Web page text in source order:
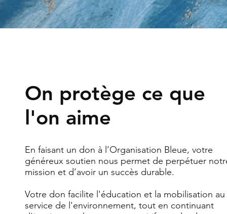
On protège ce que
l'on aime
En faisant un don à l’Organisation Bleue, votre
généreux soutien nous permet de perpétuer
mission et d’avoir un succès durable.
Votre don facilite l'éducation et la mobilisation au
service de l'environnement, tout en continuant